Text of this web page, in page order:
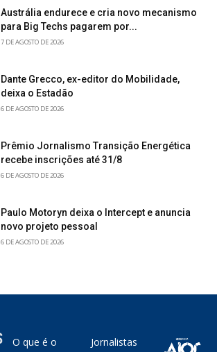
Austrália endurece e cria novo mecanismo
para Big Techs pagarem por...
7 DE AGOSTO DE 2026
Dante Grecco, ex-editor do Mobilidade,
deixa o Estadão
6 DE AGOSTO DE 2026
Prêmio Jornalismo Transição Energética
recebe inscrições até 31/8
6 DE AGOSTO DE 2026
Paulo Motoryn deixa o Intercept e anuncia
novo projeto pessoal
6 DE AGOSTO DE 2026
O que é o Jornalistas